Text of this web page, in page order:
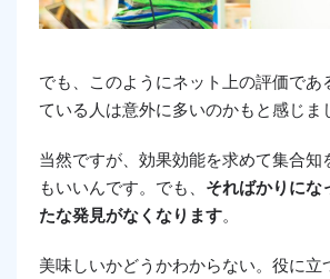
でも、このようにネット上の評価であ
ている人は意外に多いのかもと感じま
当然ですが、効果効能を求めて集合知
もいいんです。でも、 そればかりにな
たな発見がなくなります。
美味しいかどうかわからない。役に立